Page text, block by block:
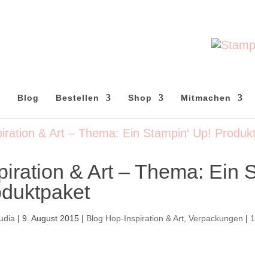
Blog Bestellen Shop Mitmachen
& Art – Thema: Ein
|9. August 2015 | Blog Hop-Inspiration & Art ,Verpackungen |